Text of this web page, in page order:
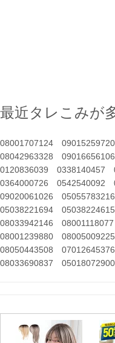
最近タレこみが
08001707124 09015259720
08042963328
09016656106
0120836039
0338140457
0364000726
0542540092
09020061026
05055783216
05038221694
05038224615
08033942146
08001118077
08001239880
08005009225
08050443508
07012645376
08033690837
05018072900